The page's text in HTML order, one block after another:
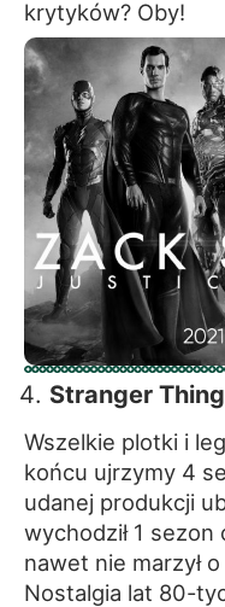
krytyków? Oby!
Stranger
Wszelkie plotki i
końcu ujrzymy 4
udanej produkcji
wychodził 1
nawet nie marzył
Nostalgia lat 80-